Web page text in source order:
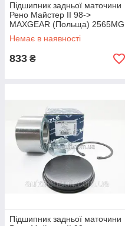
Підшипник задньої маточини
Рено Майстер II 98->
MAXGEAR (Польща) 2565MG
Немає в наявності
833 ₴
Підшипник задньої маточини